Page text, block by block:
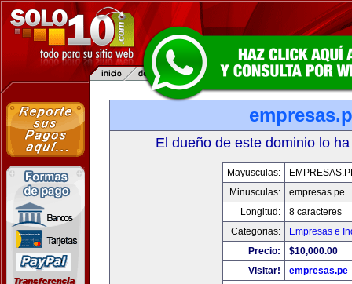
El dueño de este dominio lo
Mayusculas:
Minusculas:
empresas.pe
Longitud:
8 caracteres
Categorias:
Empresas e
Precio:
$10,000.00
Visitar!
empresas.pe